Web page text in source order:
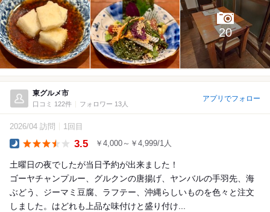
20
東グルメ市
口コミ 122件 フォロワー 13人
アプリでフォロー
2026/04 訪問 1回目
3.5 ￥4,000～￥4,999/1人
土曜日の夜でしたが当日予約が出来ました！
ゴーヤチャンプルー、グルクンの唐揚げ、ヤンバルの手羽先、海
ぶどう、ジーマミ豆腐、ラフテー、沖縄らしいものを色々と注文
しました。はどれも上品な味付けと盛り付け...